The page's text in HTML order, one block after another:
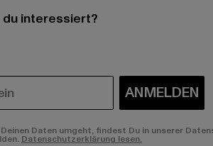
interessiert?
ANMELDEN
Daten umgeht, findest Du in unserer
Datenschutzerklärung lesen.